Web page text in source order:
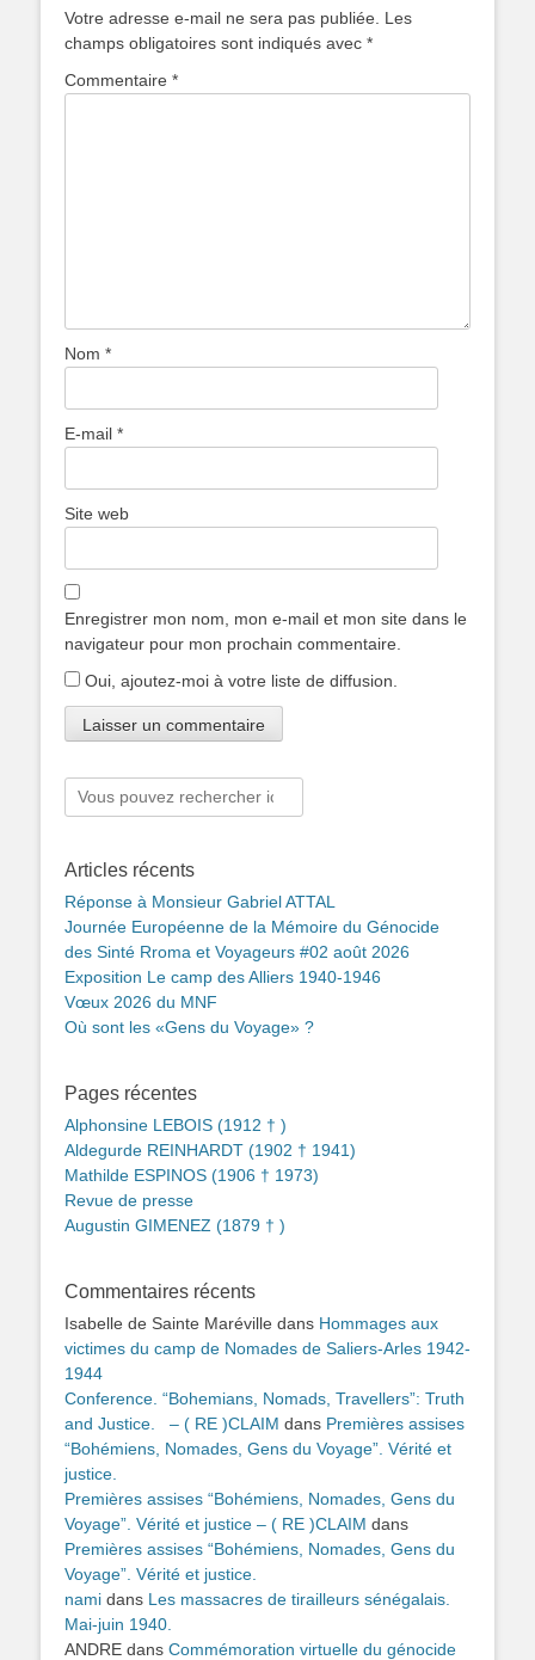
Votre adresse e-mail ne sera pas publiée.
Les
champs obligatoires sont indiqués avec *
Commentaire *
Nom *
E-mail *
Site web
Enregistrer mon nom, mon e-mail et mon site dans le
navigateur pour mon prochain commentaire.
Oui, ajoutez-moi à votre liste de diffusion.
Rechercher :
Articles récents
Réponse à Monsieur Gabriel ATTAL
Journée Européenne de la Mémoire du Génocide
des Sinté Rroma et Voyageurs #02 août 2026
Exposition Le camp des Alliers 1940-1946
Vœux 2026 du MNF
Où sont les «Gens du Voyage» ?
Pages récentes
Alphonsine LEBOIS (1912 † )
Aldegurde REINHARDT (1902 † 1941)
Mathilde ESPINOS (1906 † 1973)
Revue de presse
Augustin GIMENEZ (1879 † )
Commentaires récents
Isabelle de Sainte Maréville dans Hommages aux
victimes du camp de Nomades de Saliers-Arles 1942-
1944
Conference. “Bohemians, Nomads, Travellers”: Truth
and Justice. – ( RE )CLAIM dans Premières assises
“Bohémiens, Nomades, Gens du Voyage”. Vérité et
justice.
Premières assises “Bohémiens, Nomades, Gens du
Voyage”. Vérité et justice – ( RE )CLAIM dans
Premières assises “Bohémiens, Nomades, Gens du
Voyage”. Vérité et justice.
nami dans Les massacres de tirailleurs sénégalais.
Mai-juin 1940.
ANDRE dans Commémoration virtuelle du génocide